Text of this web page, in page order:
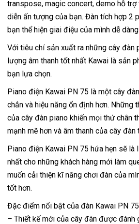
transpose, magic concert, demo hỗ
diễn ấn tượng của bạn. Đàn tích hợp 2
bạn thể hiện giai điệu của mình dễ
Với tiêu chí sản xuất ra những cây
lượng âm thanh tốt nhất Kawai là sản
bạn lựa chọn.
Piano điện Kawai PN 75 là một cây
chắn và hiệu năng ổn định hơn. Những
của cây đàn piano khiến mọi thứ chân
mạnh mẽ hơn và âm thanh của cây đàn
Piano điện Kawai PN 75 hứa hẹn sẽ là
nhất cho những khách hàng mới làm
muốn cải thiện kĩ năng chơi đàn của
tốt hơn.
Đặc điểm nổi bật của đàn Kawai PN 75
– Thiết kế mới của cây đàn được